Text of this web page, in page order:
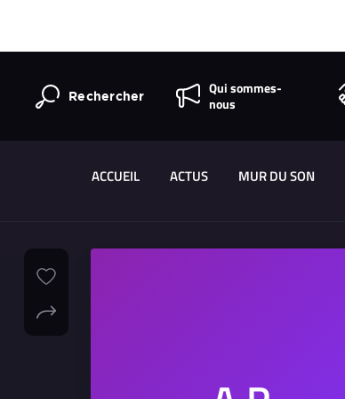
Rechercher
Qui sommes-
nous
ACCUEIL ACTUS MUR DU SON